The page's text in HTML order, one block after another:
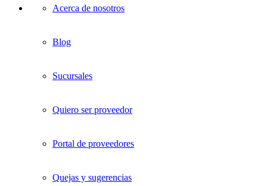
Acerca de nosotros
Blog
Sucursales
Quiero ser proveedor
Portal de proveedores
Quejas y sugerencias